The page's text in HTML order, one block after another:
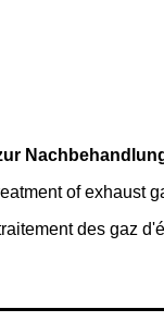
of exhaust
des gaz